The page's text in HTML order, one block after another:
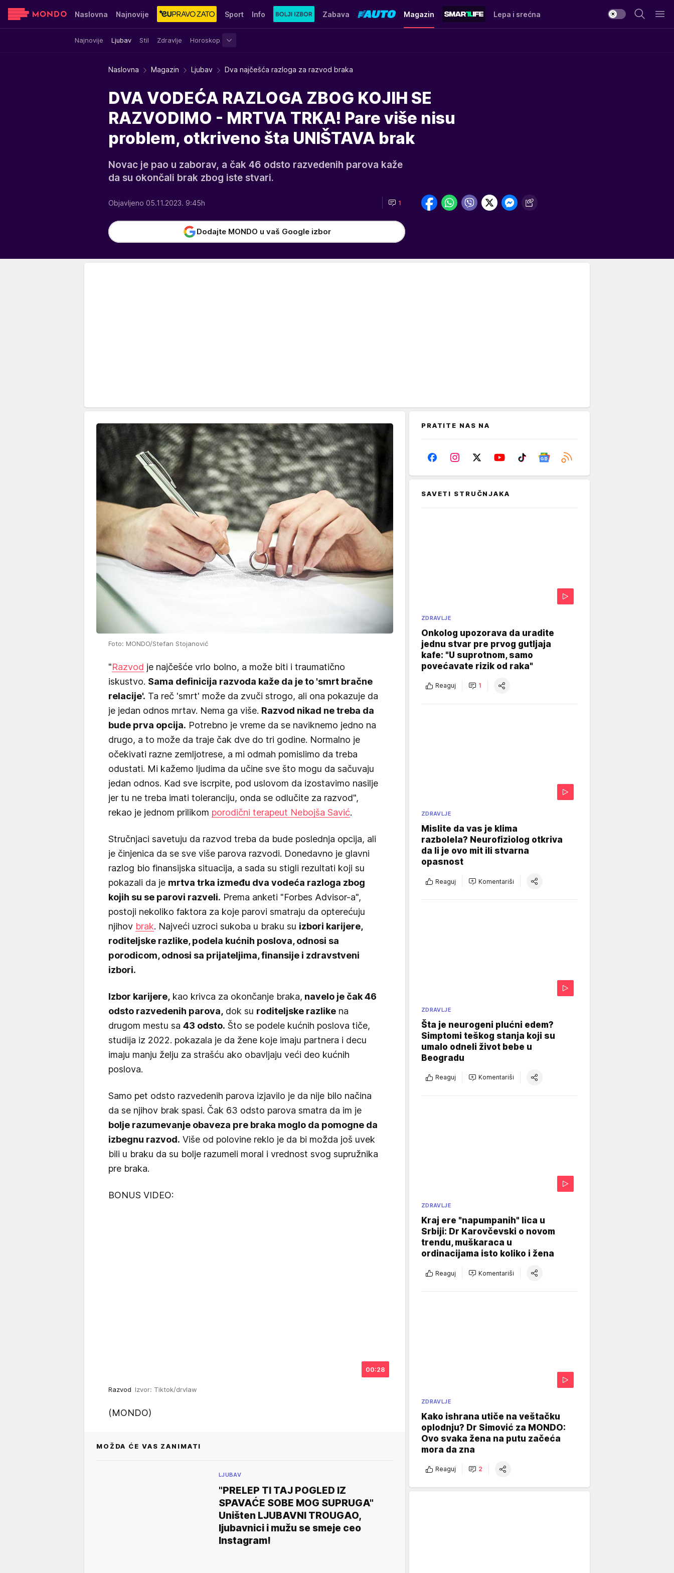
Naslovna Najnovije Sport Info Zabava Magazin
Najnovije Ljubav Stil Zdravlje Horoskop
Lepa i srećna
Sensa Stvar ukusa Yumama
Naslovna Magazin Ljubav Dva najčešća razloga za razvod braka
DVA VODEĆA RAZLOGA ZBOG KOJIH SE
RAZVODIMO - MRTVA TRKA! Pare više nisu
problem, otkriveno šta UNIŠTAVA brak
Novac je pao u zaborav, a čak 46 odsto razvedenih parova kaže
da su okončali brak zbog iste stvari.
Objavljeno 05.11.2023. 9:45h 1
Dodajte MONDO u vaš Google izbor
Foto: MONDO/Stefan Stojanović
"Razvod je najčešće vrlo bolno, a može biti i traumatično
iskustvo. Sama definicija razvoda kaže da je to 'smrt bračne
relacije'. Ta reč 'smrt' može da zvuči strogo, ali ona pokazuje da
je jedan odnos mrtav. Nema ga više. Razvod nikad ne treba da
bude prva opcija. Potrebno je vreme da se naviknemo jedno na
drugo, a to može da traje čak dve do tri godine. Normalno je
očekivati razne zemljotrese, a mi odmah pomislimo da treba
odustati. Mi kažemo ljudima da učine sve što mogu da sačuvaju
jedan odnos. Kad sve iscrpite, pod uslovom da izostavimo nasilje
jer tu ne treba imati toleranciju, onda se odlučite za razvod",
rekao je jednom prilikom porodični terapeut Nebojša Savić.
Stručnjaci savetuju da razvod treba da bude poslednja opcija, ali
je činjenica da se sve više parova razvodi. Donedavno je glavni
razlog bio finansijska situacija, a sada su stigli rezultati koji su
pokazali da je mrtva trka između dva vodeća razloga zbog
kojih su se parovi razveli. Prema anketi "Forbes Advisor-a",
postoji nekoliko faktora za koje parovi smatraju da opterećuju
njihov brak. Najveći uzroci sukoba u braku su izbori karijere,
roditeljske razlike, podela kućnih poslova, odnosi sa
porodicom, odnosi sa prijateljima, finansije i zdravstveni
izbori.
Izbor karijere, kao krivca za okončanje braka, navelo je čak 46
odsto razvedenih parova, dok su roditeljske razlike na
drugom mestu sa 43 odsto. Što se podele kućnih poslova tiče,
studija iz 2022. pokazala je da žene koje imaju partnera i decu
imaju manju želju za strašću ako obavljaju veći deo kućnih
poslova.
Samo pet odsto razvedenih parova izjavilo je da nije bilo načina
da se njihov brak spasi. Čak 63 odsto parova smatra da im je
bolje razumevanje obaveza pre braka moglo da pomogne da
izbegnu razvod. Više od polovine reklo je da bi možda još uvek
bili u braku da su bolje razumeli moral i vrednost svog supružnika
pre braka.
BONUS VIDEO:
00:28
Razvod Izvor: Tiktok/drvlaw
(MONDO)
MOŽDA ĆE VAS ZANIMATI
LJUBAV
"PRELEP TI TAJ POGLED IZ
SPAVAĆE SOBE MOG SUPRUGA"
Uništen LJUBAVNI TROUGAO,
ljubavnici i mužu se smeje ceo
Instagram!
PRATITE NAS NA
SAVETI STRUČNJAKA
ZDRAVLJE
Onkolog upozorava da uradite
jednu stvar pre prvog gutljaja
kafe: "U suprotnom, samo
povećavate rizik od raka"
Reaguj 1
ZDRAVLJE
Mislite da vas je klima
razbolela? Neurofiziolog otkriva
da li je ovo mit ili stvarna
opasnost
Reaguj Komentariši
ZDRAVLJE
Šta je neurogeni plućni edem?
Simptomi teškog stanja koji su
umalo odneli život bebe u
Beogradu
Reaguj Komentariši
ZDRAVLJE
Kraj ere "napumpanih" lica u
Srbiji: Dr Karovčevski o novom
trendu, muškaraca u
ordinacijama isto koliko i žena
Reaguj Komentariši
ZDRAVLJE
Kako ishrana utiče na veštačku
oplodnju? Dr Simović za MONDO:
Ovo svaka žena na putu začeća
mora da zna
Reaguj 2